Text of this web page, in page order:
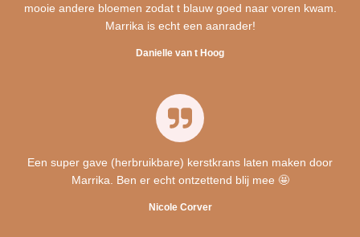
mooie andere bloemen zodat t blauw goed naar voren kwam.
Marrika is echt een aanrader!
Danielle van t Hoog
Een super gave (herbruikbare) kerstkrans laten maken door
Marrika. Ben er echt ontzettend blij mee 🤩
Nicole Corver